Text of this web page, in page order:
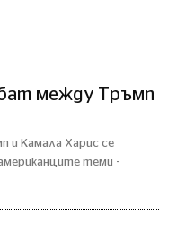
между Тръмп
и Камала Харис се
теми -